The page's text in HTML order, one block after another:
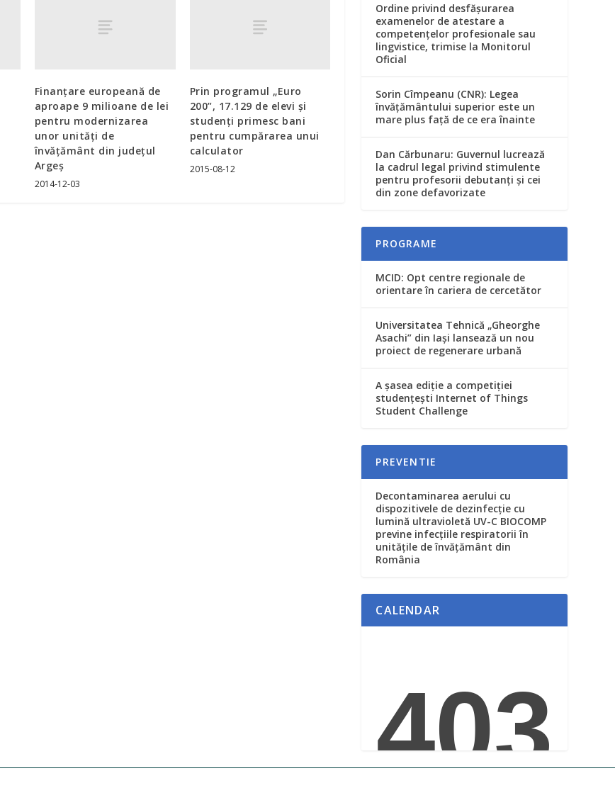
Finanţare europeană de
aproape 9 milioane de lei
pentru modernizarea
unor unităţi de
învăţământ din județul
Argeş
2014-12-03
Prin programul „Euro
200”, 17.129 de elevi și
studenți primesc bani
pentru cumpărarea unui
calculator
2015-08-12
Ordine privind desfăşurarea
examenelor de atestare a
competenţelor profesionale sau
lingvistice, trimise la Monitorul
Oficial
Sorin Cîmpeanu (CNR): Legea
învăţământului superior este un
mare plus faţă de ce era înainte
Dan Cărbunaru: Guvernul lucrează
la cadrul legal privind stimulente
pentru profesorii debutanţi şi cei
din zone defavorizate
PROGRAME
MCID: Opt centre regionale de
orientare în cariera de cercetător
Universitatea Tehnică „Gheorghe
Asachi” din Iași lansează un nou
proiect de regenerare urbană
A șasea ediție a competiției
studențești Internet of Things
Student Challenge
PREVENTIE
Decontaminarea aerului cu
dispozitivele de dezinfecție cu
lumină ultravioletă UV-C BIOCOMP
previne infecțiile respiratorii în
unitățile de învățământ din
România
CALENDAR